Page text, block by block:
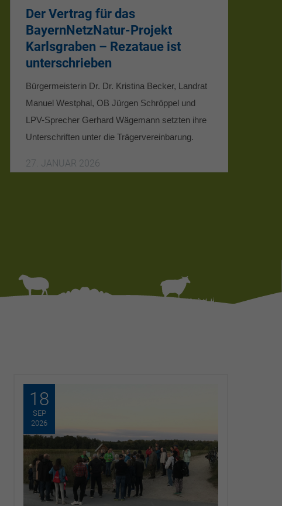
Der Vertrag für das
BayernNetzNatur-Projekt
Karlsgraben – Rezataue ist
unterschrieben
Bürgermeisterin Dr. Dr. Kristina Becker, Landrat
Manuel Westphal, OB Jürgen Schröppel und
LPV-Sprecher Gerhard Wägemann setzten ihre
Unterschriften unter die Trägervereinbarung.
27. JANUAR 2026
18
SEP
2026